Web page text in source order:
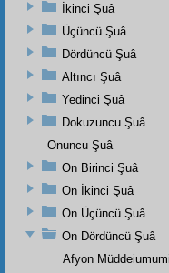
İkinci Şuâ
Üçüncü Şuâ
Dördüncü Şuâ
Altıncı Şuâ
Yedinci Şuâ
Dokuzuncu Şuâ
Onuncu Şuâ
On Birinci Şuâ
On İkinci Şuâ
On Üçüncü Şuâ
On Dördüncü Şuâ
Afyon